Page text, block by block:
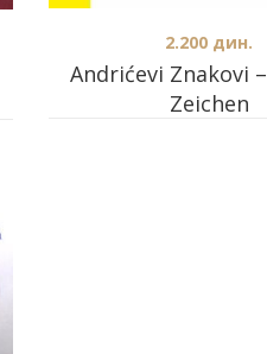
Andrićevi Znakovi
Zeichen
2.200 дин.